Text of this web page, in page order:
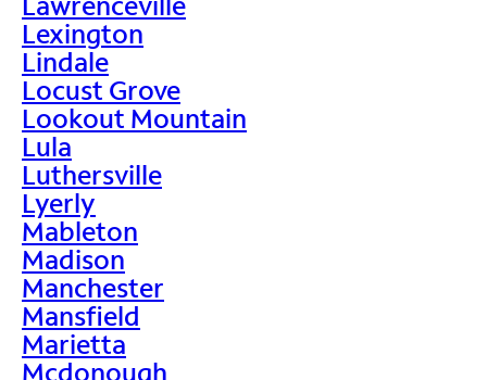
Lexington
Lindale
Locust Grove
Lookout Mountain
Lula
Luthersville
Lyerly
Mableton
Madison
Manchester
Mansfield
Marietta
Mcdonough